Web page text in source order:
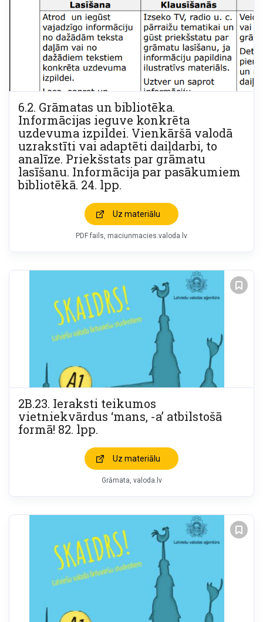
6.2. Grāmatas un bibliotēka.
Informācijas ieguve konkrēta
uzdevuma izpildei. Vienkāršā valodā
uzrakstīti vai adaptēti daiļdarbi, to
analīze. Priekšstats par grāmatu
lasīšanu. Informācija par pasākumiem
bibliotēkā. 24. lpp.
Uz materiālu
PDF fails maciunmacies.valoda.lv
2B.23. Ieraksti teikumos
vietniekvārdus ‘mans, -a’ atbilstošā
formā! 82. lpp.
Uz materiālu
Grāmata valoda.lv